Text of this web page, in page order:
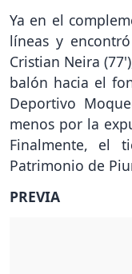
Ya en el
líneas y
Cristian Neira
balón hacia el
Deportivo
menos por la
Finalmente, el
Patrimonio de
PREVIA